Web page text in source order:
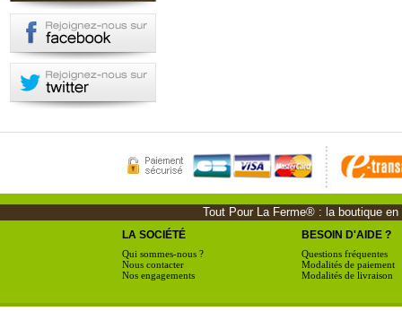
Tout Pour La Ferme® : la boutique
LA SOCIÉTÉ
Qui sommes-nous ?
Nous contacter
Nos engagements
BESOIN D'AIDE ?
Questions fréquentes
Modalités de paiement
Modalités de livraison